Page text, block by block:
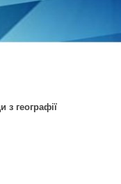
з географії